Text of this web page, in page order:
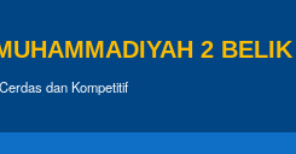
2 BELIK
dan Kompetitif